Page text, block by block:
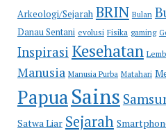
Arkeologi/Sejarah BRIN Bulan
Danau Sentani evolusi Fisika gaming
Inspirasi Kesehatan
Manusia Manusia Purba Matahari
PapuaSains
Satwa Liar Sejarah